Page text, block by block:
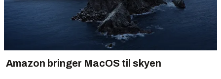
Amazon bringer MacOS til skyen